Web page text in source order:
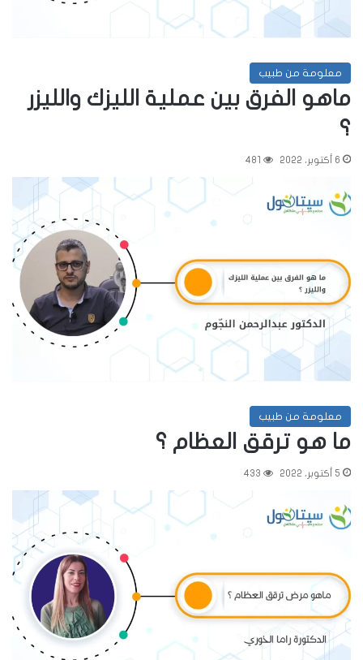
معلومة من طبيب
ماهو الفرق بين عملية الليزك والليزر
؟
6 أكتوبر، 2022 481
معلومة من طبيب
ما هو ترقق العظام ؟
5 أكتوبر، 2022 433